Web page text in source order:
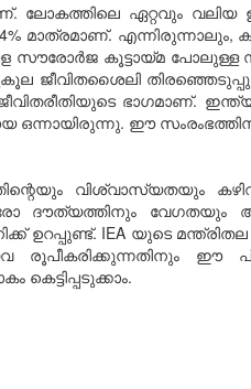
ഏറ്റവും വലിയ
എന്നിരുന്നാലും,
സൗരോര്‍ജ കൂട്ടായ്മ പോലുള്ള
ജീവിതശൈലി
ഭാഗമാണ്.
ഒന്നായിരുന്നു. ഈ
വിശ്വാസ്യതയും കഴിവും
ദൗത്യത്തിനും
ഉറപ്പുണ്ട്. IEA യുടെ
രൂപീകരിക്കുന്നതിനും